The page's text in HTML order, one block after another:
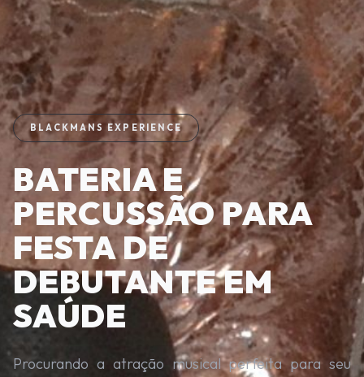
BLACKMANS EXPERIENCE
BATERIA E
PERCUSSÃO PARA
FESTA DE
DEBUTANTE EM
SAÚDE
Procurando a atração musical perfeita para seu